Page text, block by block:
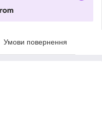
Умови повернення